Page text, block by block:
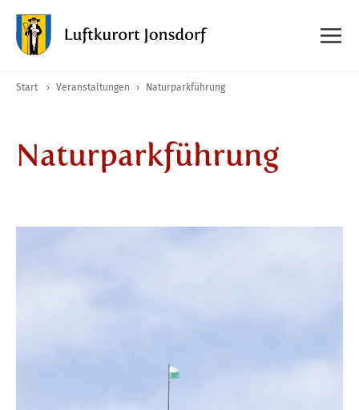
Start › Veranstaltungen › Naturparkführung
Naturparkführung